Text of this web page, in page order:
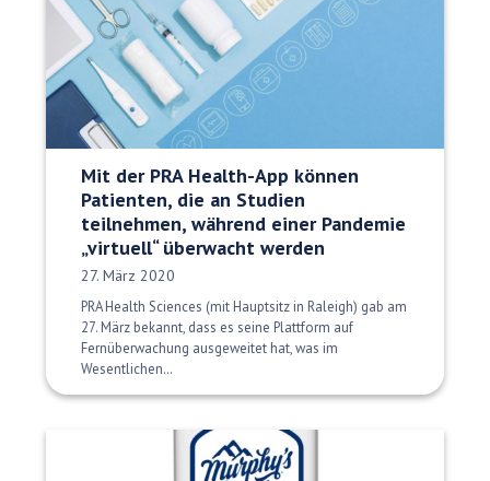
Mit der PRA Health-App können
Patienten, die an Studien
teilnehmen, während einer Pandemie
„virtuell“ überwacht werden
Veröffentlichungsdatum:
27. März 2020
PRA Health Sciences (mit Hauptsitz in Raleigh) gab am
27. März bekannt, dass es seine Plattform auf
Fernüberwachung ausgeweitet hat, was im
Wesentlichen…